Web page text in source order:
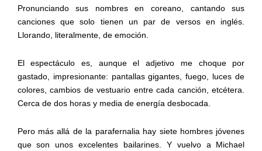
Pronunciando sus nombres en coreano, cantando sus
canciones que solo tienen un par de versos en inglés.
Llorando, literalmente, de emoción.
El espectáculo es, aunque el adjetivo me choque por
gastado, impresionante: pantallas gigantes, fuego, luces de
colores, cambios de vestuario entre cada canción, etcétera.
Cerca de dos horas y media de energía desbocada.
Pero más allá de la parafernalia hay siete hombres jóvenes
que son unos excelentes bailarines. Y vuelvo a Michael